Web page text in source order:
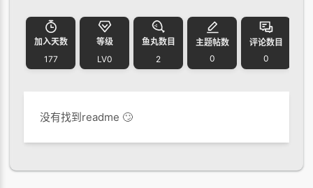
加入天数
177
等级
LV0
鱼丸数目
2
主题帖数
0
评论数目
0
没有找到readme 🙄